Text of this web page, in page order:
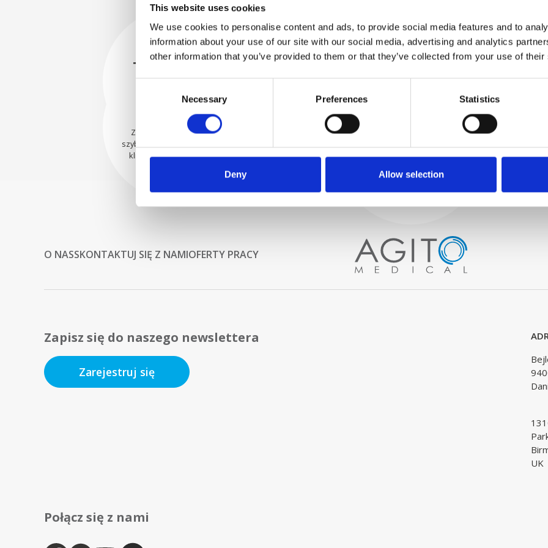
This website uses cookies
We use cookies to personalise content and ads, to provide social media features and to
information about your use of our site with our social media, advertising and analytics
other information that you’ve provided to them or that they’ve collected from your use of
Necessary Preferences Statistics
Deny Allow selection
kontrola jakości
Zaczynamy od starannego
wyboru wysokiej jakości
skanerów obrazowych
WEWNĘTRZNE
Wszystkie części są
rygorystycznie testowane w
naszych zakładach
BEZPIECZNIE
ZAPAKOWANE
Każda pojedyncza część jest
użyciu odpowiednich
materiałów.
WYSYŁAMY Z
UFNOŚCIĄ
Zamówienia są wysyłane
szybko do naszych cenionych
klientów na całym świecie.
O NASSKONTAKTUJ SIĘ Z NAMIOFERTY PRACY
Zapisz się do naszego newslettera
Zarejestruj się
UK
Połącz się z nami